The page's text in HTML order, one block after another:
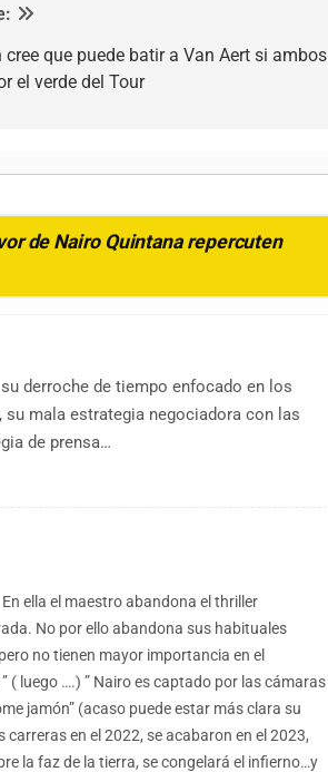
cree que puede batir a Van Aert si ambos
el verde del Tour
de Nairo Quintana repercuten
derroche de tiempo enfocado en los
mala estrategia negociadora con las
de prensa…
ella el maestro abandona el thriller
No por ello abandona sus habituales
no tienen mayor importancia en el
( luego ….) ” Nairo es captado por las cámaras
jamón” (acaso puede estar más clara su
en el 2022, se acabaron en el 2023,
la faz de la tierra, se congelará el infierno…y